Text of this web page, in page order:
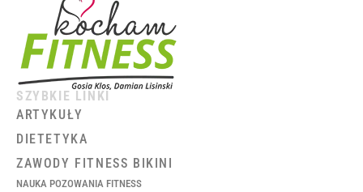
SZYBKIE LINKI
ARTYKUŁY
DIETETYKA
ZAWODY FITNESS BIKINI
NAUKA POZOWANIA FITNESS